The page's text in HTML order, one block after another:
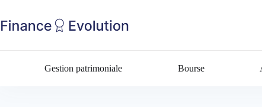
Gestion patrimoniale Bourse